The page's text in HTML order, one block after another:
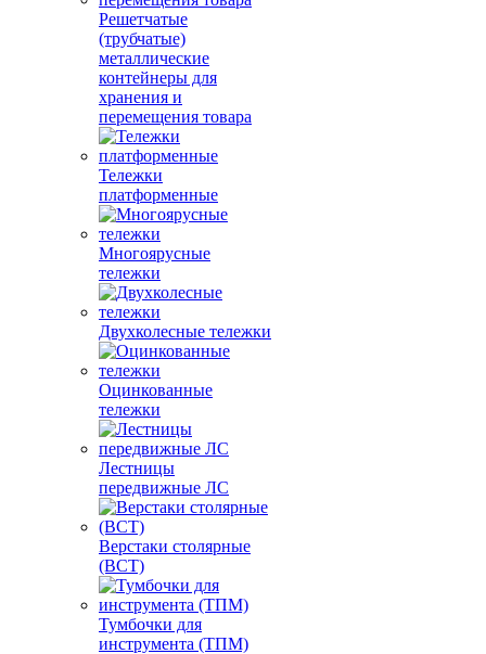
Решетчатые
(трубчатые)
металлические
контейнеры для
хранения и
перемещения товара
Тележки
платформенные
Многоярусные
тележки
Двухколесные тележки
Оцинкованные
тележки
Лестницы
передвижные ЛС
Верстаки столярные
(ВСТ)
Тумбочки для
инструмента (ТПМ)